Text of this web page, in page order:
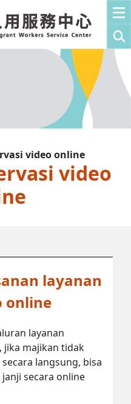
video online
video
layanan
online
layanan
jika majikan tidak
langsung, bisa
secara online